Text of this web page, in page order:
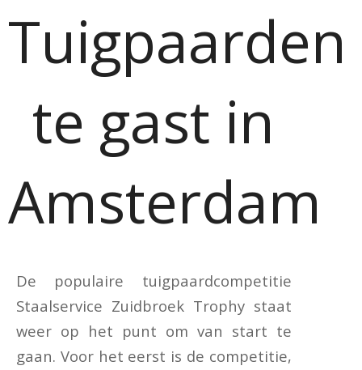
Tuigpaarden
te gast in
Amsterdam
De populaire tuigpaardcompetitie
Staalservice Zuidbroek Trophy staat
weer op het punt om van start te
gaan. Voor het eerst is de competitie,